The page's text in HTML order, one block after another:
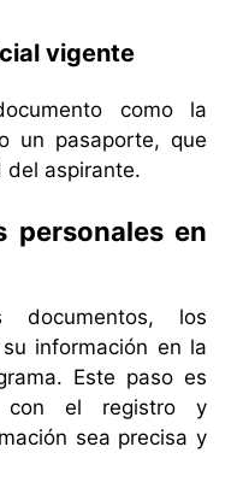
vigente
como la
un pasaporte, que
aspirante.
personales en
los
información en la
Este paso es
con el registro y
sea precisa y